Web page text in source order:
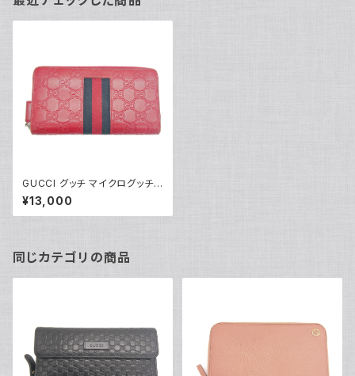
GUCCI グッチ マイクログッチシ
マレザー ラウンドファスナー 長
財布 408831 レッド Y05069
¥13,000
同じカテゴリの商品